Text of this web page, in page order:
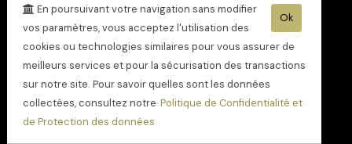
Ok
En poursuivant votre navigation sans modifier
vos paramètres, vous acceptez l'utilisation des
cookies ou technologies similaires pour vous assurer de
meilleurs services et pour la sécurisation des transactions
sur notre site. Pour savoir quelles sont les données
collectées, consultez notre Politique de Confidentialité et
de Protection des données